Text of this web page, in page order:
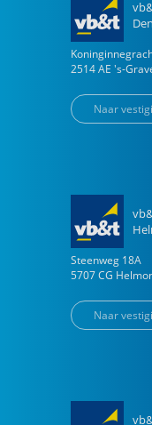
2514 AE 's-
Naar
Steenweg 18A
5707 CG
Naar